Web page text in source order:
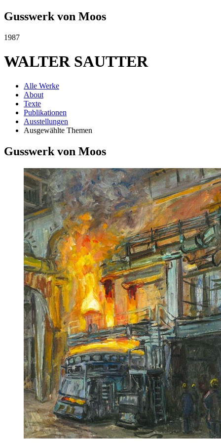
Gusswerk von Moos
1987
WALTER SAUTTER
Alle Werke
About
Texte
Publikationen
Ausstellungen
Ausgewählte Themen
Gusswerk von Moos